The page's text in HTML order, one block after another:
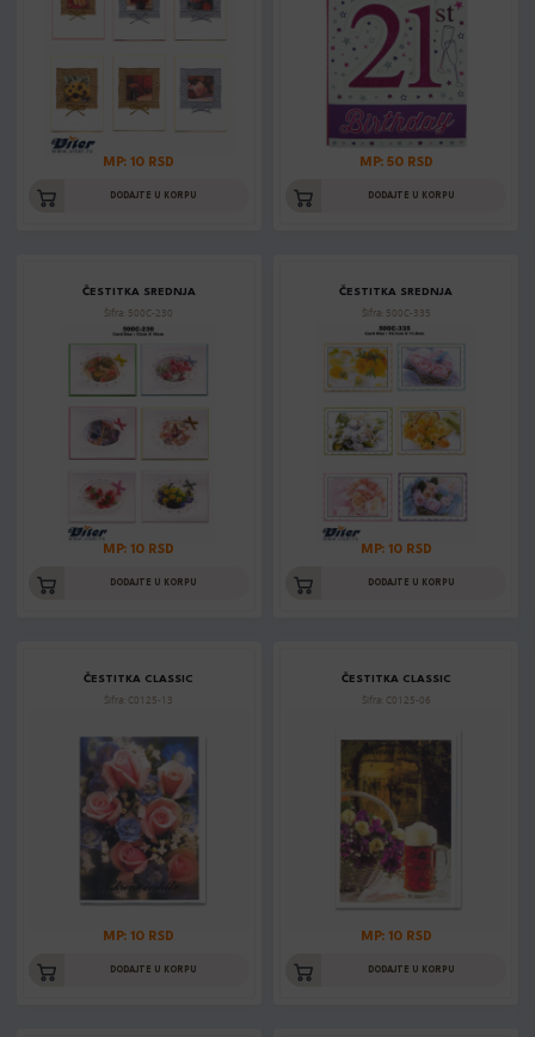
MP: 10 RSD
DODAJTE U KORPU
MP: 50 RSD
DODAJTE U KORPU
ČESTITKA SREDNJA
Šifra: 500C-230
MP: 10 RSD
DODAJTE U KORPU
ČESTITKA SREDNJA
Šifra: 500C-335
MP: 10 RSD
DODAJTE U KORPU
ČESTITKA CLASSIC
Šifra: C0125-13
MP: 10 RSD
DODAJTE U KORPU
ČESTITKA CLASSIC
Šifra: C0125-06
MP: 10 RSD
DODAJTE U KORPU